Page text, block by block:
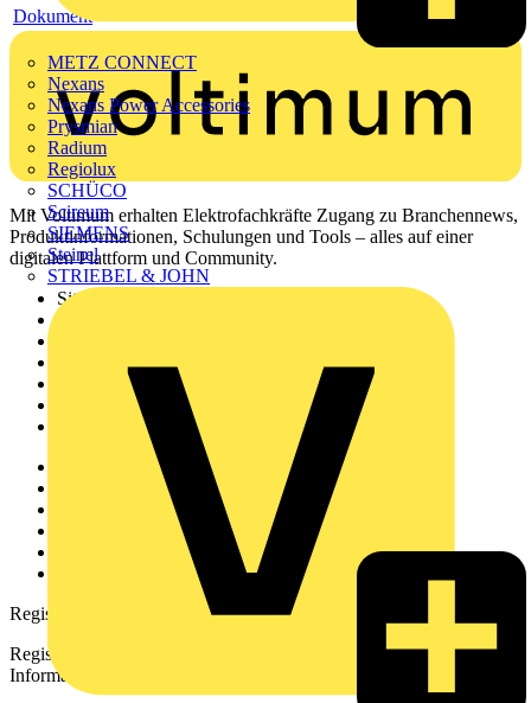
METZ CONNECT
Nexans
Nexans Power Accessories
Prysmian
Radium
Regiolux
SCHÜCO
Scireum
SIEMENS
Steinel
STRIEBEL & JOHN
Dokument
Mit Voltimum erhalten Elektrofachkräfte Zugang zu Branchennews,
Produktinformationen, Schulungen und Tools – alles auf einer
digitalen Plattform und Community.
Sitemap
Akademie
Produktsuche
Weitere Links
Downloadbereich (PDFs)
Häufig gestellte Fragen
Registrierung
Registrieren Sie sich kostenlos und erhalten Sie stets aktuelle
Informationen aus der Elektroindustrie.